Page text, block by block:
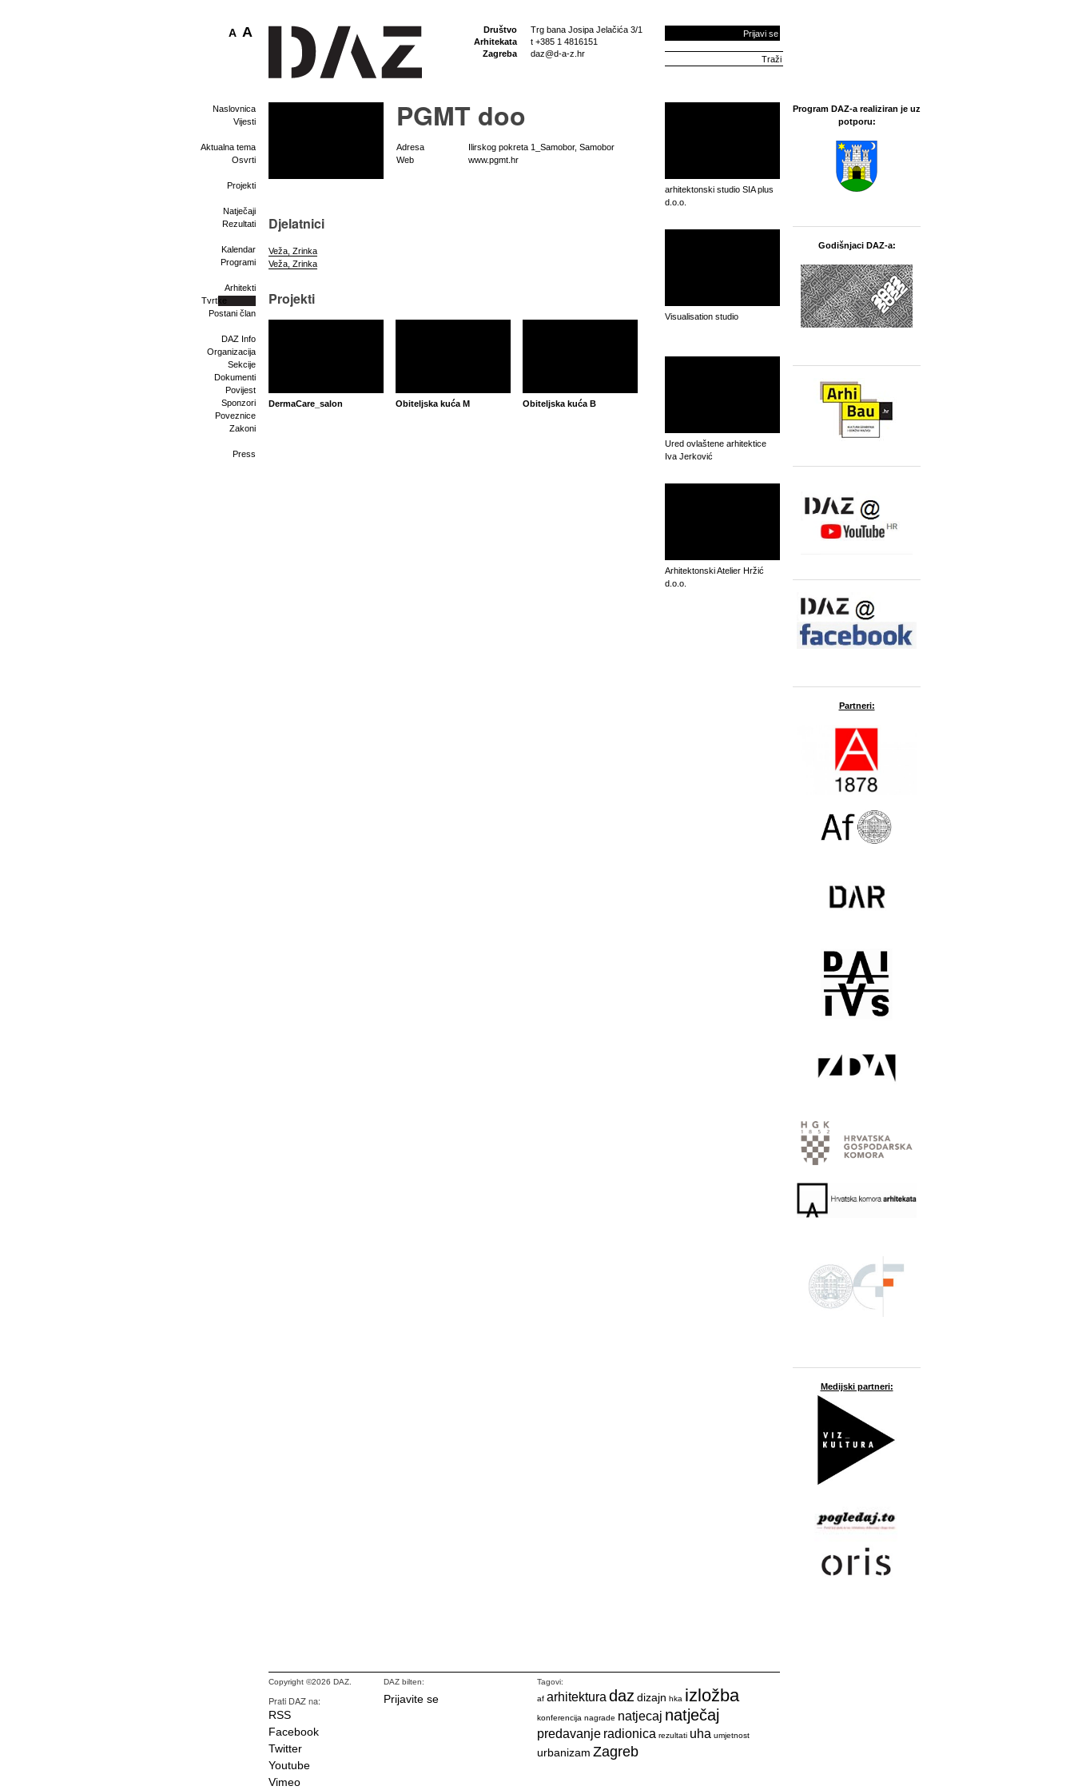
Društvo
Arhitekata
Zagreba
Trg bana Josipa Jelačića 3/1
t +385 1 4816151
daz@d-a-z.hr
Prijavi se
A A
Naslovnica
Vijesti
Aktualna tema
Osvrti
Projekti
Natječaji
Rezultati
Kalendar
Programi
Arhitekti
Tvrtke
Postani član
DAZ Info
Organizacija
Sekcije
Dokumenti
Povijest
Sponzori
Poveznice
Zakoni
Press
PGMT doo
Adresa
Ilirskog pokreta 1_Samobor, Samobor
Web
www.pgmt.hr
Djelatnici
Veža, Zrinka
Veža, Zrinka
Projekti
DermaCare_salon Obiteljska kuća M Obiteljska kuća B
arhitektonski studio SIA plus
d.o.o.
Visualisation studio
Ured ovlaštene arhitektice
Iva Jerković
Arhitektonski Atelier Hržić
d.o.o.
Program DAZ-a realiziran je uz
potporu:
Godišnjaci DAZ-a:
Partneri:
Medijski partneri:
Copyright ©2026 DAZ.
Prati DAZ na:
RSS
Facebook
Twitter
Youtube
Vimeo
DAZ bilten:
Prijavite se
Tagovi:
af arhitektura daz dizajn hka izložba
konferencija nagrade natjecaj natječaj
predavanje radionica rezultati uha umjetnost
urbanizam Zagreb